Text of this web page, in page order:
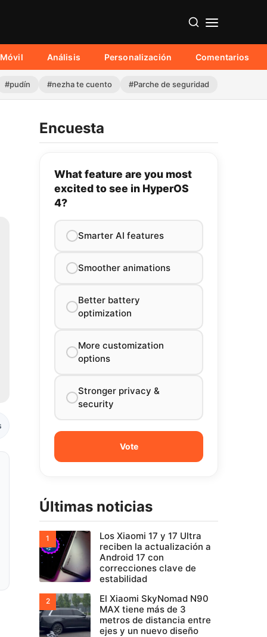
Móvil Análisis Personalización Comentarios
#pudín #nezha te cuento #Parche de seguridad
Encuesta
What feature are you most
excited to see in HyperOS
4?
Smarter AI features
Smoother animations
Better battery
optimization
More customization
options
Stronger privacy &
security
Últimas noticias
Los Xiaomi 17 y 17 Ultra
reciben la actualización a
Android 17 con
correcciones clave de
estabilidad
El Xiaomi SkyNomad N90
MAX tiene más de 3
metros de distancia entre
ejes y un nuevo diseño